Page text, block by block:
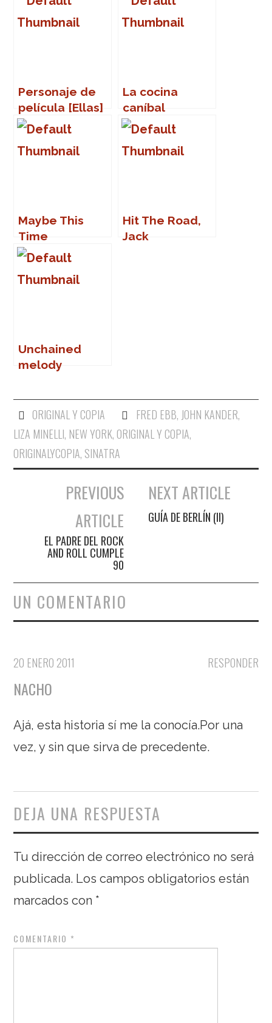
Personaje de
película [Ellas]
La cocina
caníbal
Maybe This
Time
Hit The Road,
Jack
Unchained
melody
ORIGINAL Y COPIA FRED EBB, JOHN KANDER,
LIZA MINELLI, NEW YORK, ORIGINAL Y COPIA,
ORIGINALYCOPIA, SINATRA
Navegación de entradas
PREVIOUS
ARTICLE
EL PADRE DEL ROCK
AND ROLL CUMPLE
90
NEXT ARTICLE
GUÍA DE BERLÍN (II)
UN COMENTARIO
RESPONDER
20 ENERO 2011
NACHO
Ajá, esta historia sí me la conocía.Por una
vez, y sin que sirva de precedente.
DEJA UNA RESPUESTA
Tu dirección de correo electrónico no será
publicada. Los campos obligatorios están
marcados con *
COMENTARIO *